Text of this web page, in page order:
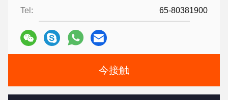
Tel: 65-80381900
今接触